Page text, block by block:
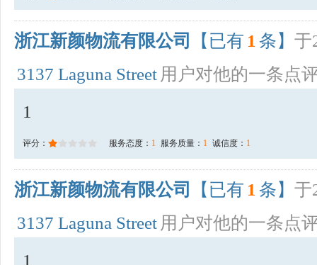
浙江新颜物流有限公司 【已有 1 条】 于
3137 Laguna Street 用户对他的一条点
1
评分： 服务态度： 1 服务质量： 1 诚信度： 1
浙江新颜物流有限公司 【已有 1 条】 于
3137 Laguna Street 用户对他的一条点
1